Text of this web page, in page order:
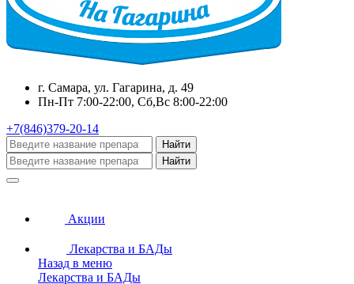
г. Самара, ул. Гагарина, д. 49
Пн-Пт 7:00-22:00, Сб,Вс 8:00-22:00
+7(846)379-20-14
Найти
Найти
Акции
Лекарства и БАДы
Назад в меню
Лекарства и БАДы